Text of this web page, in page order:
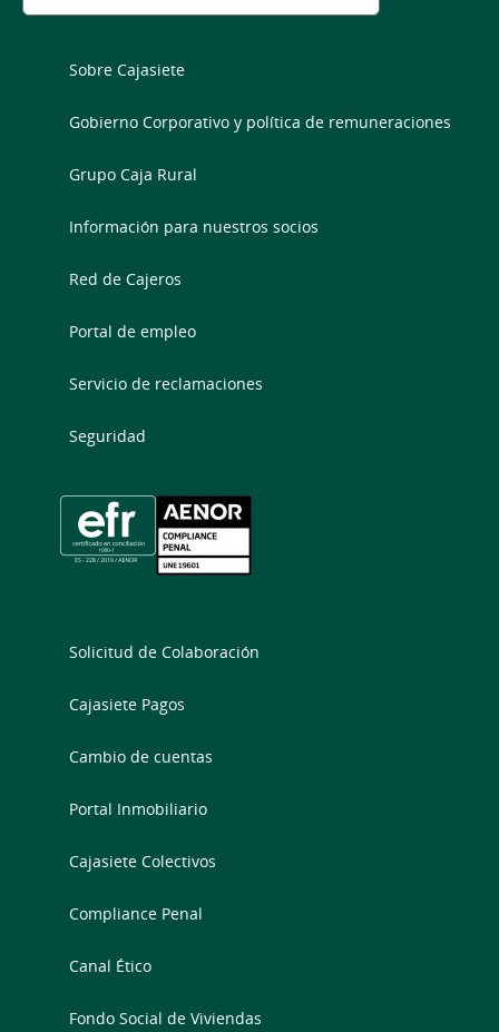
Sobre Cajasiete
Gobierno Corporativo y política de remuneraciones
Grupo Caja Rural
Información para nuestros socios
Red de Cajeros
Portal de empleo
Servicio de reclamaciones
Seguridad
Solicitud de Colaboración
Cajasiete Pagos
Cambio de cuentas
Portal Inmobiliario
Cajasiete Colectivos
Compliance Penal
Canal Ético
Fondo Social de Viviendas